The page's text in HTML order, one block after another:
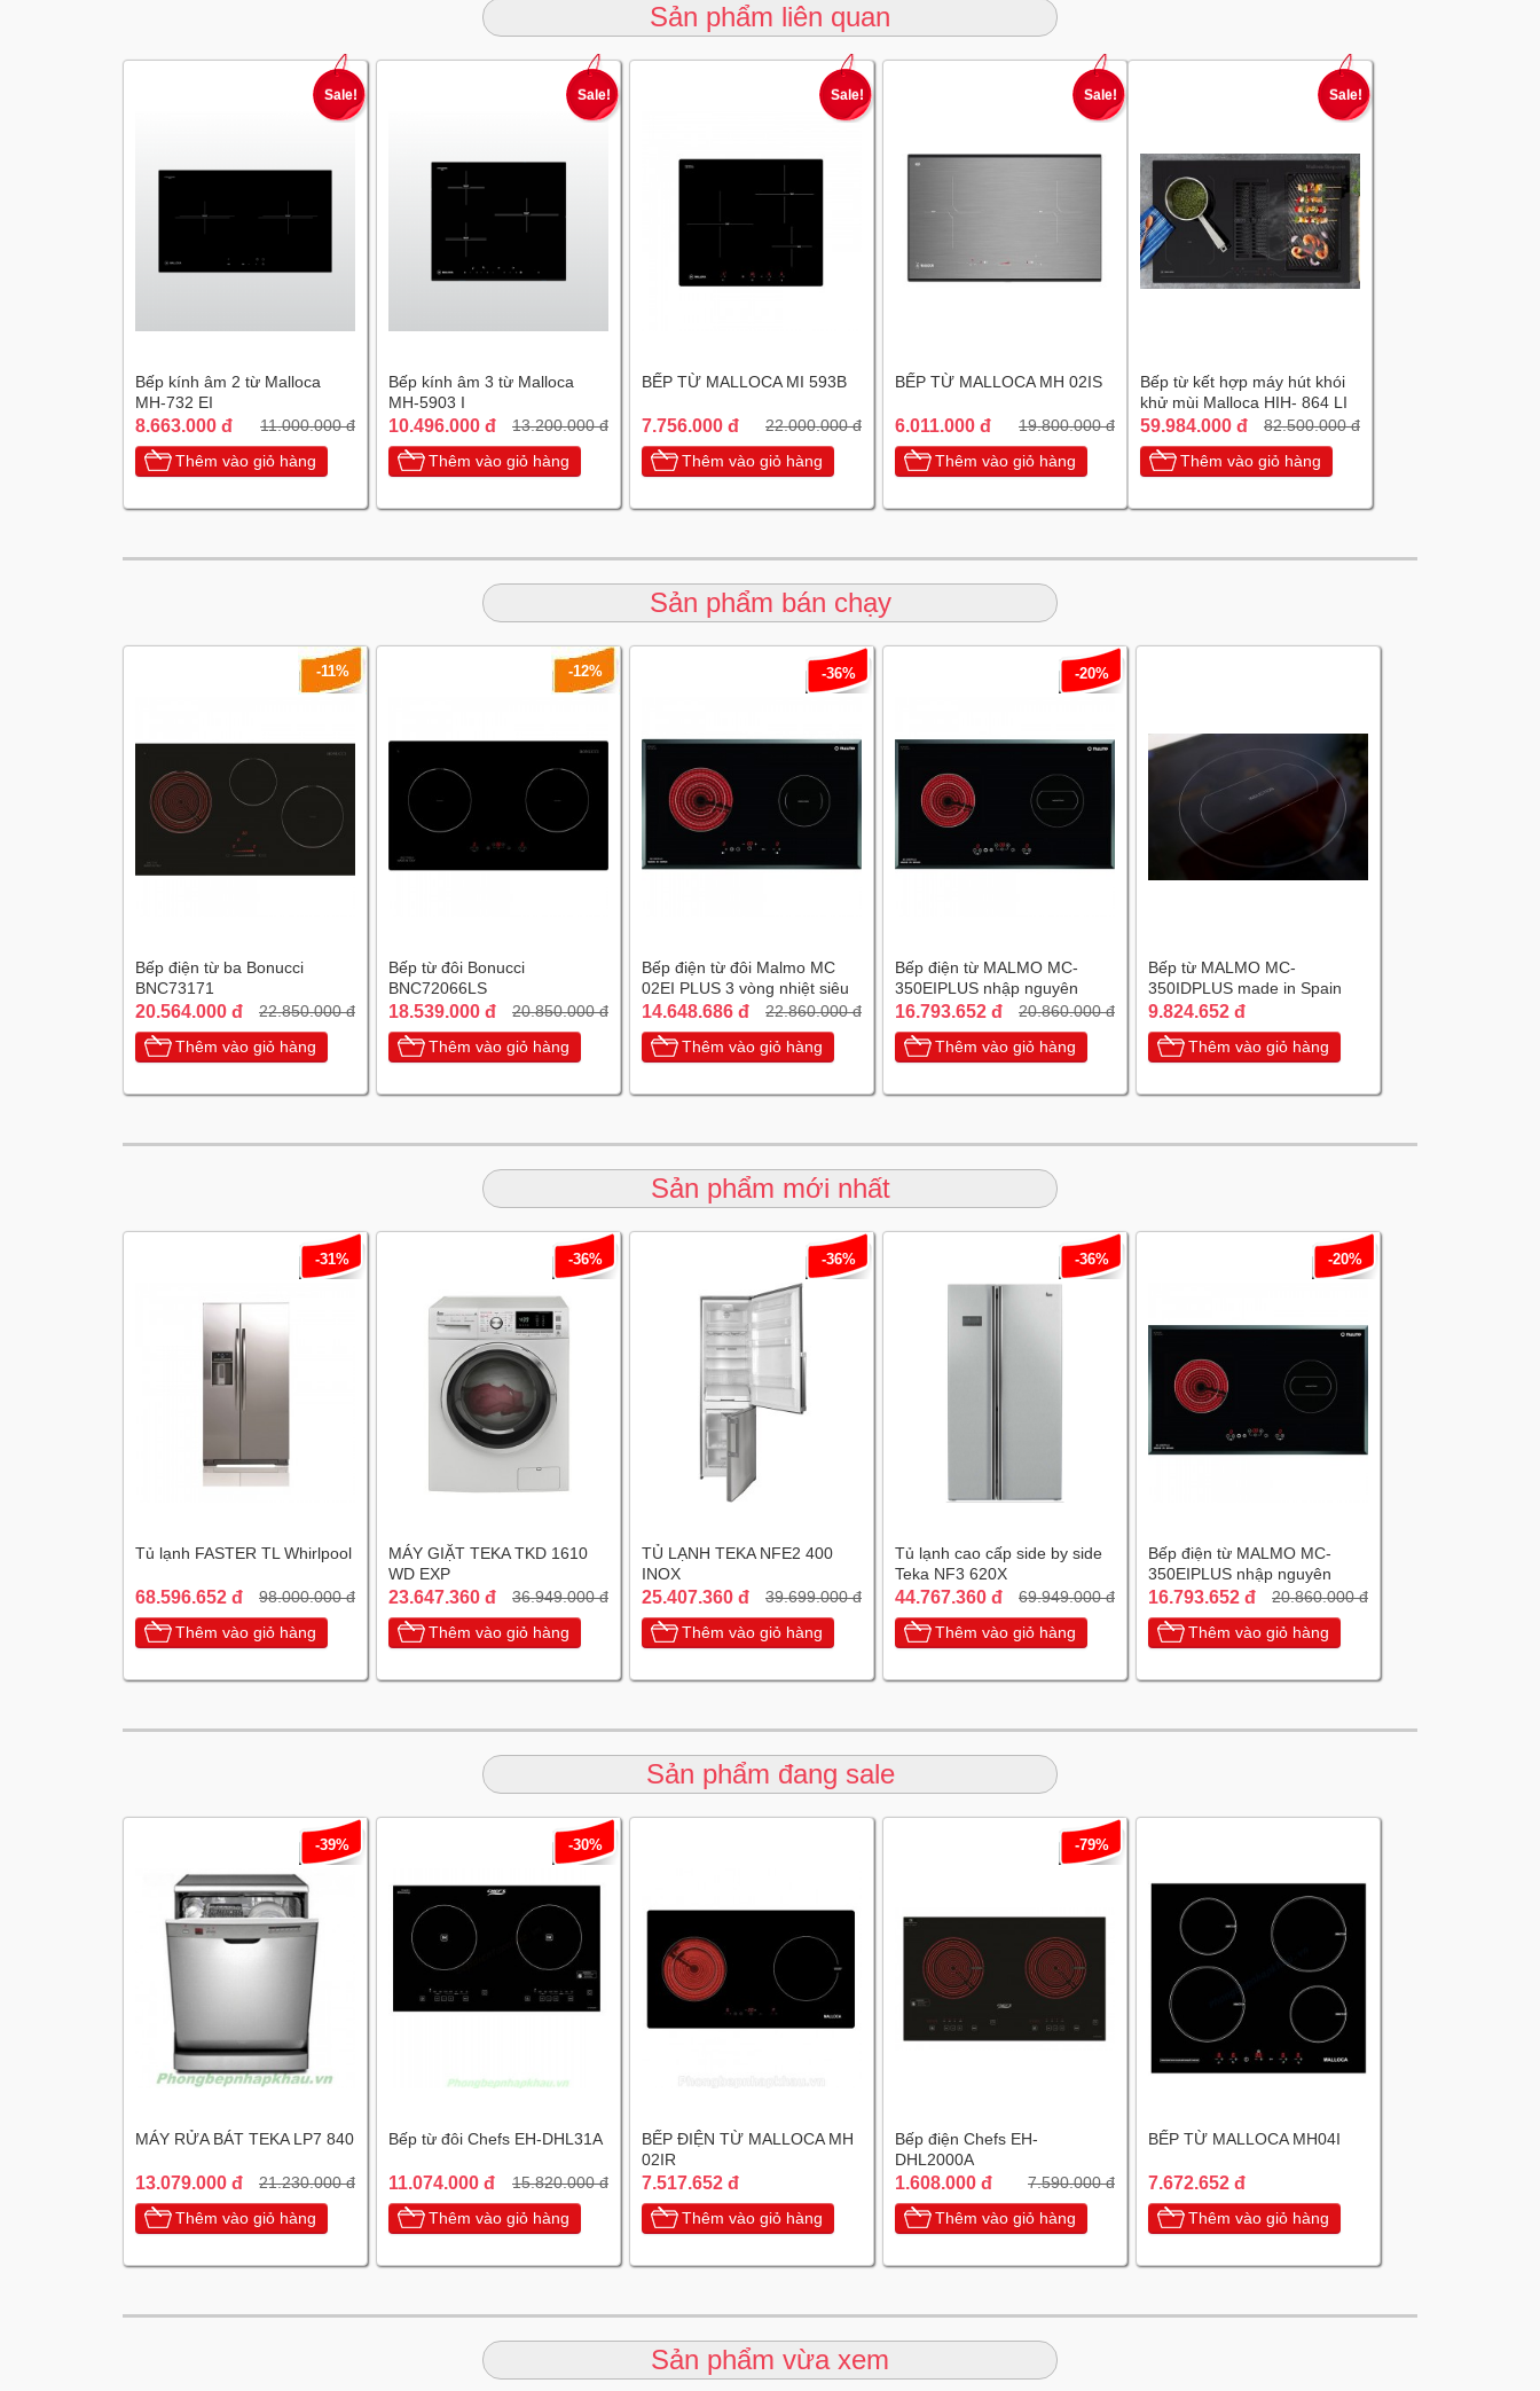
Sản phẩm liên quan
Sale!
Bếp kính âm 2 từ Malloca
MH-732 EI
8.663.000 đ 11.000.000 đ
Thêm vào giỏ hàng
Sale!
Bếp kính âm 3 từ Malloca
MH-5903 I
10.496.000 đ 13.200.000 đ
Thêm vào giỏ hàng
Sale!
BẾP TỪ MALLOCA MI 593B
7.756.000 đ 22.000.000 đ
Thêm vào giỏ hàng
Sale!
BẾP TỪ MALLOCA MH 02IS
6.011.000 đ 19.800.000 đ
Thêm vào giỏ hàng
Sale!
Bếp từ kết hợp máy hút khói
khử mùi Malloca HIH- 864 LI
59.984.000 đ 82.500.000 đ
Thêm vào giỏ hàng
Sản phẩm bán chạy
-11%
Bếp điện từ ba Bonucci
BNC73171
20.564.000 đ 22.850.000 đ
Thêm vào giỏ hàng
-12%
Bếp từ đôi Bonucci
BNC72066LS
18.539.000 đ 20.850.000 đ
Thêm vào giỏ hàng
-36%
Bếp điện từ đôi Malmo MC
02EI PLUS 3 vòng nhiệt siêu
tiết kiệm điện
14.648.686 đ 22.860.000 đ
Thêm vào giỏ hàng
-20%
Bếp điện từ MALMO MC-
350EIPLUS nhập nguyên
chiếc Tây Ban Nha
16.793.652 đ 20.860.000 đ
Thêm vào giỏ hàng
Bếp từ MALMO MC-
350IDPLUS made in Spain
9.824.652 đ
Thêm vào giỏ hàng
Sản phẩm mới nhất
-31%
Tủ lạnh FASTER TL Whirlpool
68.596.652 đ 98.000.000 đ
Thêm vào giỏ hàng
-36%
MÁY GIẶT TEKA TKD 1610
WD EXP
23.647.360 đ 36.949.000 đ
Thêm vào giỏ hàng
-36%
TỦ LẠNH TEKA NFE2 400
INOX
25.407.360 đ 39.699.000 đ
Thêm vào giỏ hàng
-36%
Tủ lạnh cao cấp side by side
Teka NF3 620X
44.767.360 đ 69.949.000 đ
Thêm vào giỏ hàng
-20%
Bếp điện từ MALMO MC-
350EIPLUS nhập nguyên
chiếc Tây Ban Nha
16.793.652 đ 20.860.000 đ
Thêm vào giỏ hàng
Sản phẩm đang sale
-39%
MÁY RỬA BÁT TEKA LP7 840
13.079.000 đ 21.230.000 đ
Thêm vào giỏ hàng
-30%
Bếp từ đôi Chefs EH-DHL31A
11.074.000 đ 15.820.000 đ
Thêm vào giỏ hàng
BẾP ĐIỆN TỪ MALLOCA MH
02IR
7.517.652 đ
Thêm vào giỏ hàng
-79%
Bếp điện Chefs EH-
DHL2000A
1.608.000 đ 7.590.000 đ
Thêm vào giỏ hàng
BẾP TỪ MALLOCA MH04I
7.672.652 đ
Thêm vào giỏ hàng
Sản phẩm vừa xem